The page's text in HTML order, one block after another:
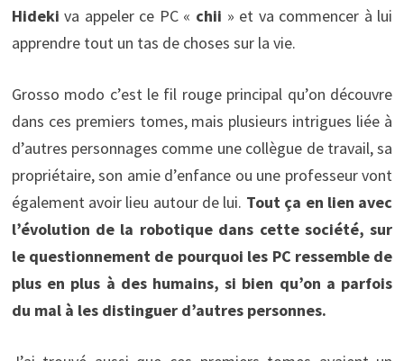
Hidekiva appeler ce PC « chii » et va commencer à lui
apprendre tout un tas de choses sur la vie.
Grosso modo c’est le fil rouge principal qu’on découvre
dans ces premiers tomes, mais plusieurs intrigues liée à
d’autres personnages comme une collègue de travail, sa
propriétaire, son amie d’enfance ou une professeur vont
également avoir lieu autour de lui. Tout ça en lien avec
l’évolution de la robotique dans cette société, sur
le questionnement de pourquoi les PC ressemble de
plus en plus à des humains, si bien qu’on a parfois
du mal à les distinguer d’autres personnes.